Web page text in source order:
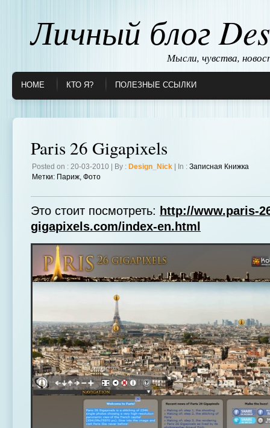
Личный блог
Мысли, чувства,
HOME КТО Я? ПОЛЕЗНЫЕ ССЫЛКИ
Paris 26 Gigapixels
Posted on : 20-03-2010 | By : Design_Nick | In : Записная Книжка
Метки: Париж, Фото
Это стоит посмотреть: http://www.paris-
gigapixels.com/index-en.html